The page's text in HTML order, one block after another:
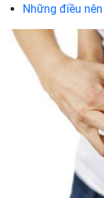
Những điều